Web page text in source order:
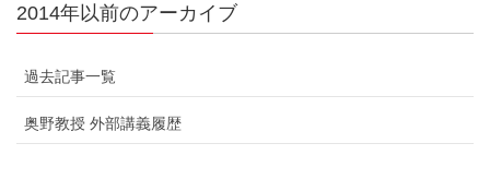
2014年以前のアーカイブ
過去記事一覧
奥野教授 外部講義履歴